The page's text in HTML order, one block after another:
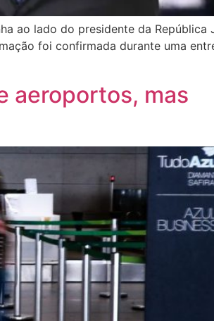
ao lado do presidente da República
foi confirmada durante uma
aeroportos, mas